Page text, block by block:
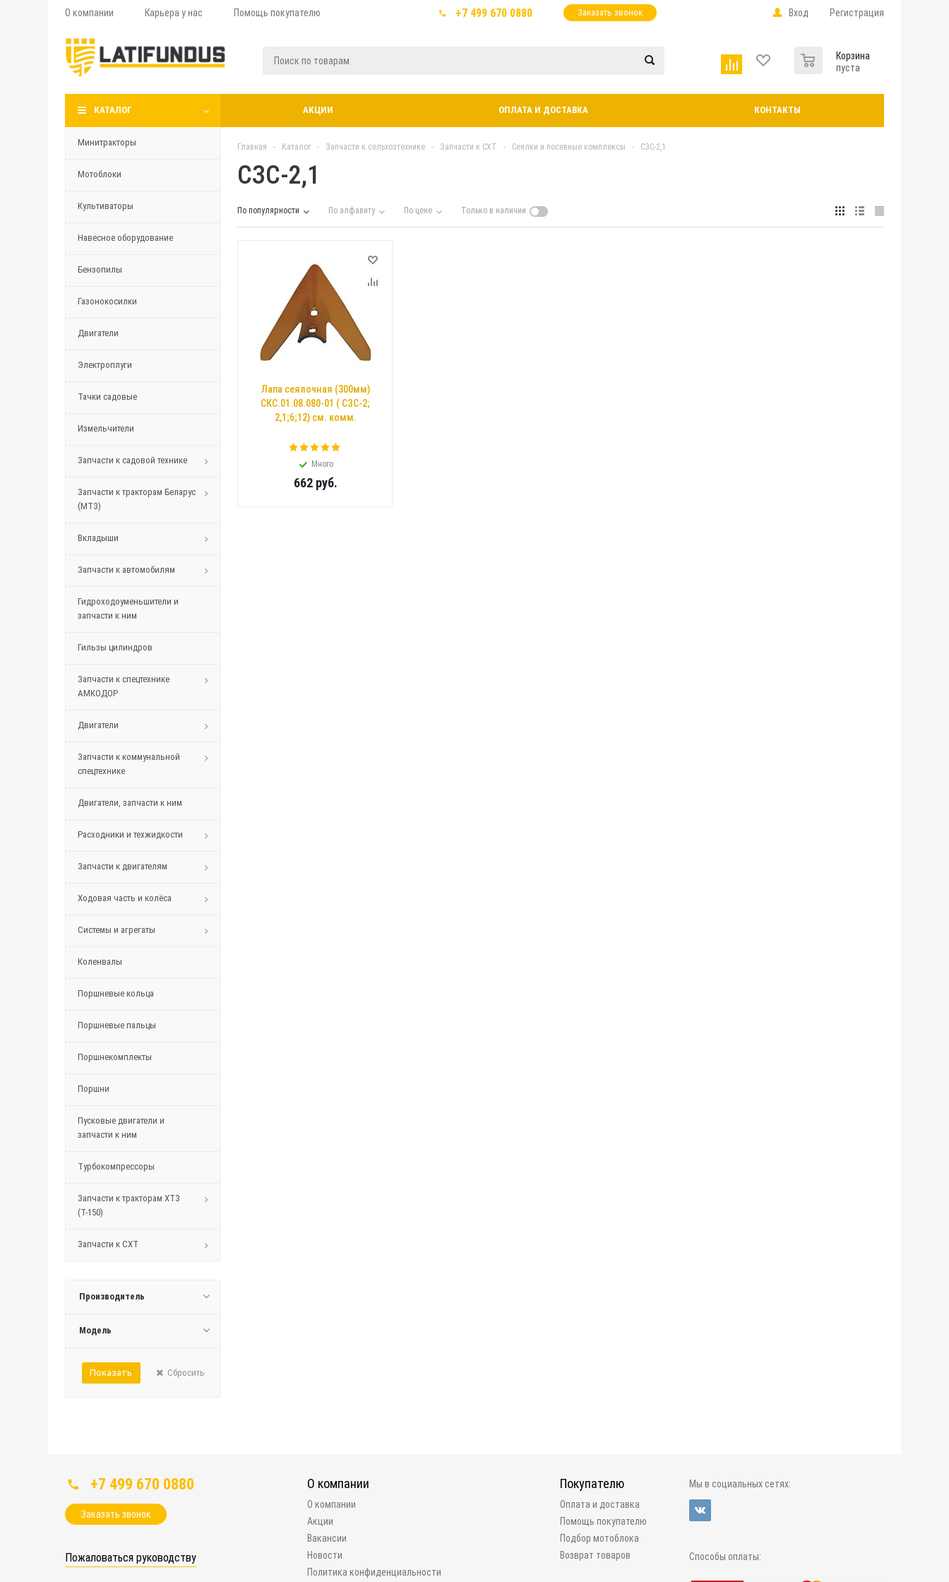
О компании Карьера у нас Помощь покупателю +7 499 670 0880 Заказать звонок Вход Регистрация
Корзина
пуста
КАТАЛОГ АКЦИИ ОПЛАТА И ДОСТАВКА КОНТАКТЫ
Минитракторы
Мотоблоки
Культиваторы
Навесное оборудование
Бензопилы
Газонокосилки
Двигатели
Электроплуги
Тачки садовые
Измельчители
Запчасти к садовой технике
Запчасти к тракторам Беларус
(МТЗ)
Вкладыши
Запчасти к автомобилям
Гидроходоуменьшители и
запчасти к ним
Гильзы цилиндров
Запчасти к спецтехнике
АМКОДОР
Двигатели
Запчасти к коммунальной
спецтехнике
Двигатели, запчасти к ним
Расходники и техжидкости
Запчасти к двигателям
Ходовая часть и колёса
Системы и агрегаты
Коленвалы
Поршневые кольца
Поршневые пальцы
Поршнекомплекты
Поршни
Пусковые двигатели и
запчасти к ним
Турбокомпрессоры
Запчасти к тракторам ХТЗ
(Т-150)
Запчасти к СХТ
Производитель
Модель
Сбросить
Главная - Каталог - Запчасти к сельхозтехнике - Запчасти к СХТ - Сеялки и посевные комплексы - СЗС-2,1
СЗС-2,1
По популярности По алфавиту По цене Только в наличии
Лапа сеялочная (300мм)
СКС.01.08.080-01 ( СЗС-2;
2,1;6;12) см. комм.
Много
662руб.
+7 499 670 0880
Заказать звонок
Пожаловаться руководству
О компании
О компании
Акции
Вакансии
Новости
Политика конфиденциальности
Покупателю
Оплата и доставка
Помощь покупателю
Подбор мотоблока
Возврат товаров
Мы в социальных сетях:
Способы оплаты: